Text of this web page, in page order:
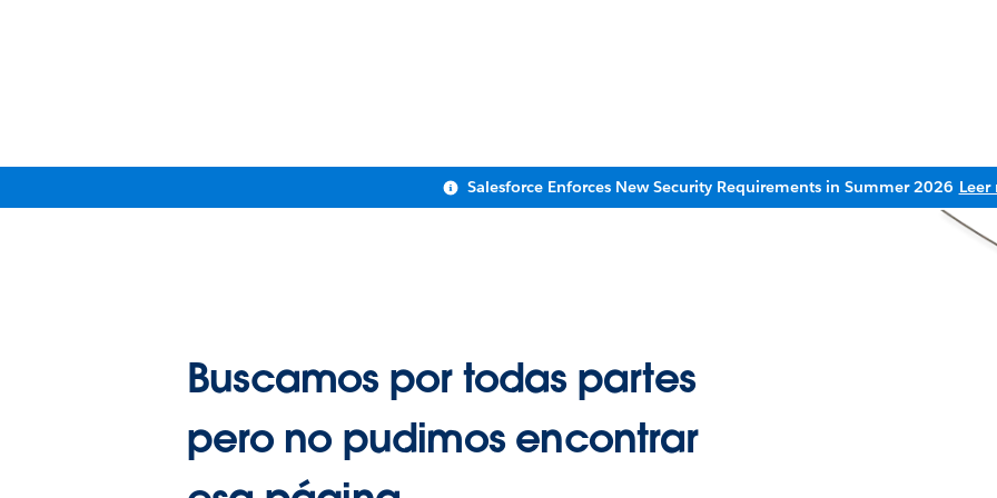
Salesforce Enforces New Security Requirements in Summer 2026 Leer
Buscamos por todas partes
pero no pudimos encontrar